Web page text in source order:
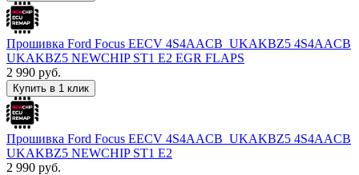
Прошивка Ford Focus EECV 4S4AACB_UKAKBZ5 4S4AACB
UKAKBZ5 NEWCHIP ST1 E2 EGR FLAPS
2 990 руб.
Купить в 1 клик
Прошивка Ford Focus EECV 4S4AACB_UKAKBZ5 4S4AACB
UKAKBZ5 NEWCHIP ST1 E2
2 990 руб.